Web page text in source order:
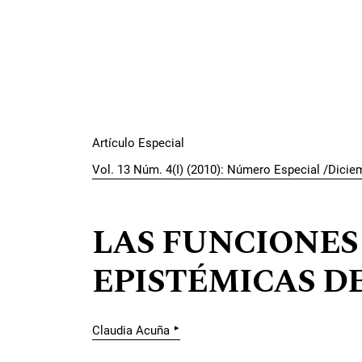
Artículo Especial
Vol. 13 Núm. 4(I) (2010): Número Especial /
LAS
EPISTÉMICAS
Claudia Acuña ▸